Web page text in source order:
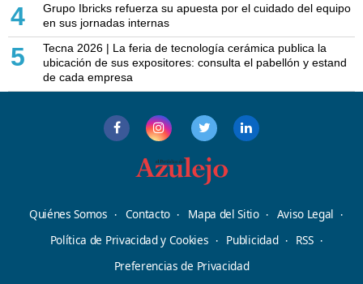
4
Grupo Ibricks refuerza su apuesta por el cuidado del equipo
en sus jornadas internas
5
Tecna 2026 | La feria de tecnología cerámica publica la
ubicación de sus expositores: consulta el pabellón y estand
de cada empresa
Quiénes Somos Contacto Mapa del Sitio
Aviso Legal
Política de Privacidad y Cookies
Publicidad
RSS
Preferencias de Privacidad